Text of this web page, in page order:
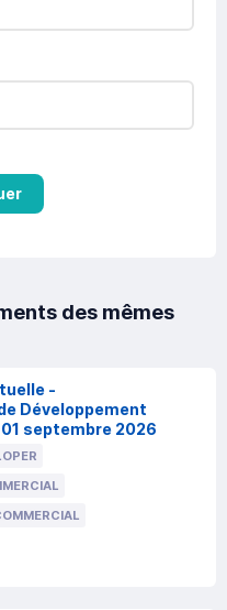
des mêmes
-
Développement
septembre 2026